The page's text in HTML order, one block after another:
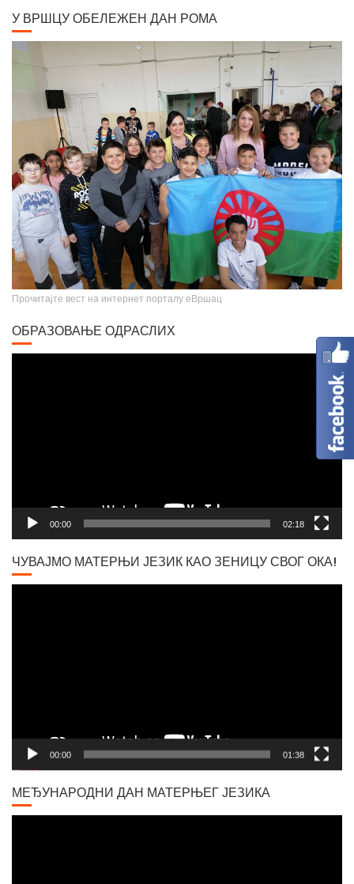
Крунисање цара Душана
У ВРШЦУ ОБЕЛЕЖЕН ДАН РОМА
Прочитајте вест на интернет порталу еВршац
ОБРАЗОВАЊЕ ОДРАСЛИХ
00:00 02:18
ЧУВАЈМО МАТЕРЊИ ЈЕЗИК КАО ЗЕНИЦУ СВОГ ОКА!
00:00 01:38
МЕЂУНАРОДНИ ДАН МАТЕРЊЕГ ЈЕЗИКА